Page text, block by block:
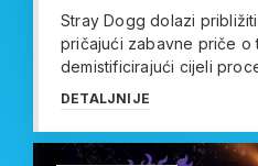
Stray Dogg dolazi
pričajući zabavne priče o
demistificirajući cijeli
DETALJNIJE